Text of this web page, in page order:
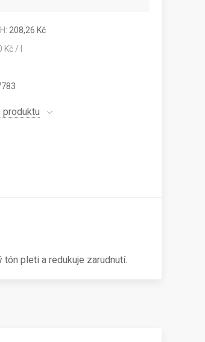
208,26 Kč
/ l
pleti a redukuje zarudnutí.